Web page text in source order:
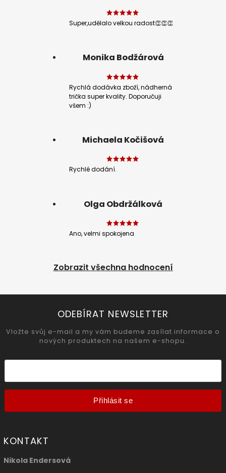
Super,udělalo velkou radost👏👏👏
Monika Bodžárová
Rychlá dodávka zboží, nádherná
trička super kvality. Doporučuji
všem :)
Michaela Kočišová
Rychlé dodání.
Olga Obdržálková
Ano, velmi spokojena
Zobrazit všechna hodnocení
ODEBÍRAT NEWSLETTER
Vložte svůj e-mail a my vám budeme zasílat informace o
nových produktech na našem e-shopu.
Přihlásit se
KONTAKT
Nikola Endersová